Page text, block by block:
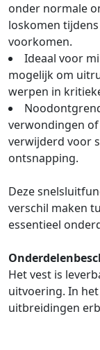
onder normale
loskomen
voorkomen.
Ideaal voor
mogelijk om
werpen in
verwondingen
verwijderd voor
ontsnapping.
Deze
verschil maken
essentieel
Het vest is
uitvoering. In
uitbreidingen